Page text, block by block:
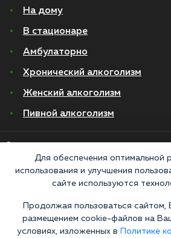
На дому
В стационаре
Амбулаторно
Хронический алкоголизм
Женский алкоголизм
Пивной алкоголизм
Политика конфиденциальности
ЛО-50-01-012801 от 27.08.2021 по адресу:
Москва, улица 8 Марта, 1с12,
Для обеспечения оптимальной
использования и улучшения
сайте используются
Продолжая пользоваться сайтом,
размещением cookie-файлов на
условиях, изложенных в
Политике